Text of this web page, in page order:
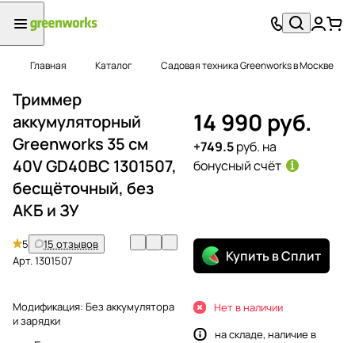
Главная Каталог Садовая техника Greenworks в Москве
Триммер
аккумуляторный
Greenworks 35 см
40V GD40BC 1301507,
бесщёточный, без
АКБ и ЗУ
5
15 отзывов
Арт.1301507
Модификация: Без аккумулятора
и зарядки
14 990 руб.
+749.5руб. на
бонусный счёт
Купить в Сплит
Нет в наличии
на складе, наличие в